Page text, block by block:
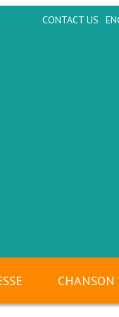
CONTACT US